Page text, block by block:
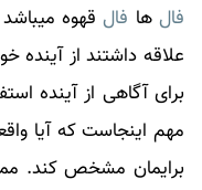
فالها فال قهوه
علاقه داشتند از آینده
برای آگاهی از آینده
مهم اینجاست که آیا
برایمان مشخص کند.